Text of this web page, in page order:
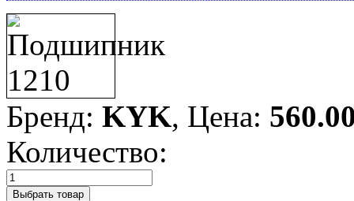
Бренд: KYK, Цена:
Количество: